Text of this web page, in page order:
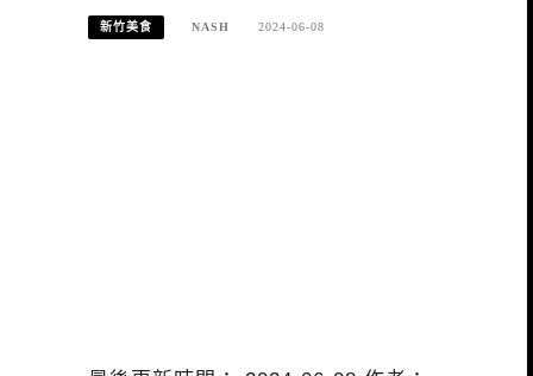
新竹美食 NASH 2024-06-08